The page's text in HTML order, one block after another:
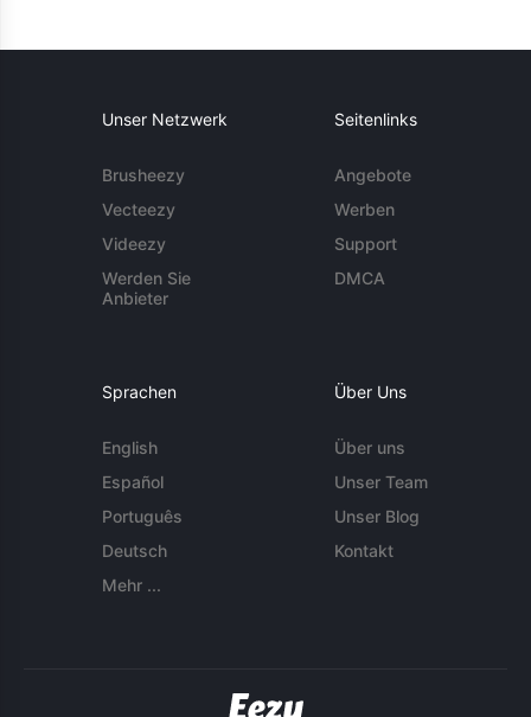
Unser Netzwerk
Brusheezy
Vecteezy
Videezy
Werden Sie
Anbieter
Seitenlinks
Angebote
Werben
Support
DMCA
Sprachen
English
Español
Português
Deutsch
Mehr ...
Über Uns
Über uns
Unser Team
Unser Blog
Kontakt